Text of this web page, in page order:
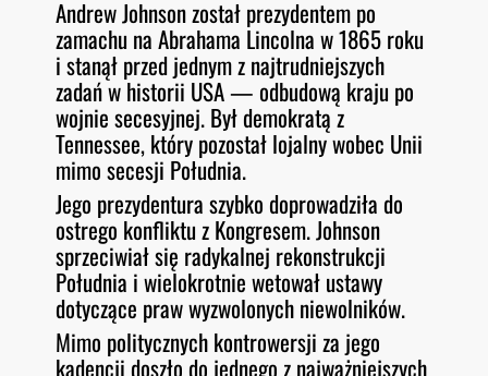
O
D
E
RSS FEED
LINK
EMBED
Andrew Johnson został prezydentem po
zamachu na Abrahama Lincolna w 1865 roku
i stanął przed jednym z najtrudniejszych
zadań w historii USA — odbudową kraju po
wojnie secesyjnej. Był demokratą z
Tennessee, który pozostał lojalny wobec Unii
mimo secesji Południa.
Jego prezydentura szybko doprowadziła do
ostrego konfliktu z Kongresem. Johnson
sprzeciwiał się radykalnej rekonstrukcji
Południa i wielokrotnie wetował ustawy
dotyczące praw wyzwolonych niewolników.
Mimo politycznych kontrowersji za jego
kadencji doszło do jednego z najważniejszych